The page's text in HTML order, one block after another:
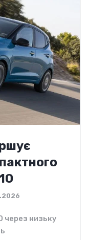
через низьку